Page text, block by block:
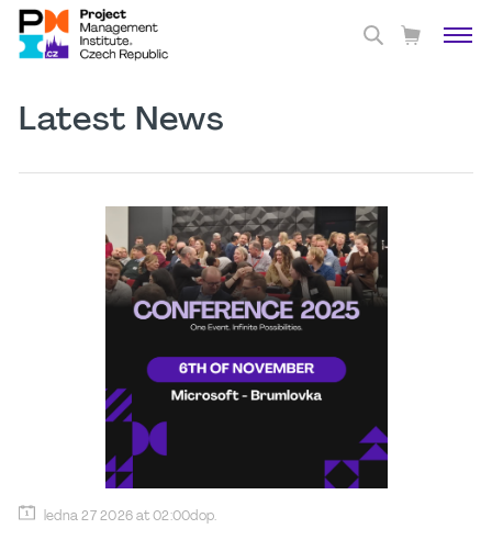
Latest News
ledna 27 2026 at 02:00dop.